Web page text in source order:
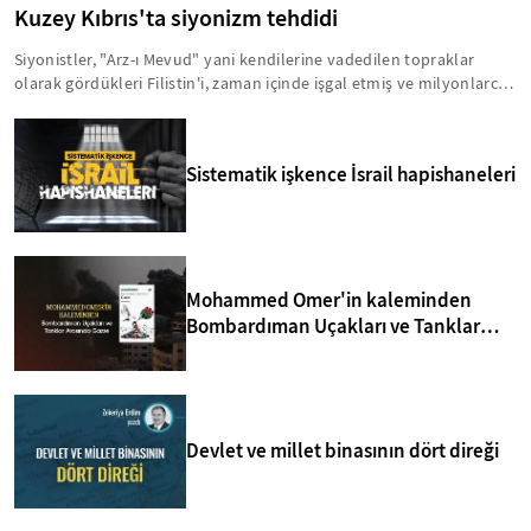
Kuzey Kıbrıs'ta siyonizm tehdidi
Siyonistler, "Arz-ı Mevud" yani kendilerine vadedilen topraklar
olarak gördükleri Filistin'i, zaman içinde işgal etmiş ve milyonlarca
Kıbrıs'ı da Arz-ı Mevud'un içinde görmektedir. Bu anlamda, yavru
vatanla ilgili birtakım sinsi faaliyetler yürütülmektedir. İşte, Kuzey
Kıbrıs'taki siyonizm tehdidi hakkında bilmeniz gerekenler...
Sistematik işkence İsrail hapishaneleri
Mohammed Omer'in kaleminden
Bombardıman Uçakları ve Tanklar
Devlet ve millet binasının dört direği